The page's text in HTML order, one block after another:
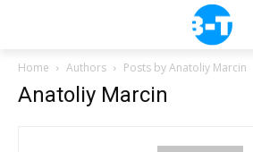
Home Authors Posts by Anatoliy Marcin
Anatoliy Marcin